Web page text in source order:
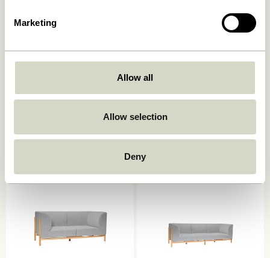
Marketing
Allow all
Allow selection
Deny
Vera Sofa Grau
In den warenkorb
7.699,00
In den warenkorb